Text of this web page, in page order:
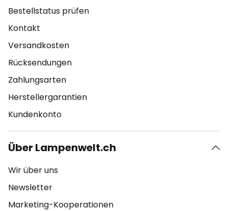
Bestellstatus prüfen
Kontakt
Versandkosten
Rücksendungen
Zahlungsarten
Herstellergarantien
Kundenkonto
Über Lampenwelt.ch
Wir über uns
Newsletter
Marketing-Kooperationen